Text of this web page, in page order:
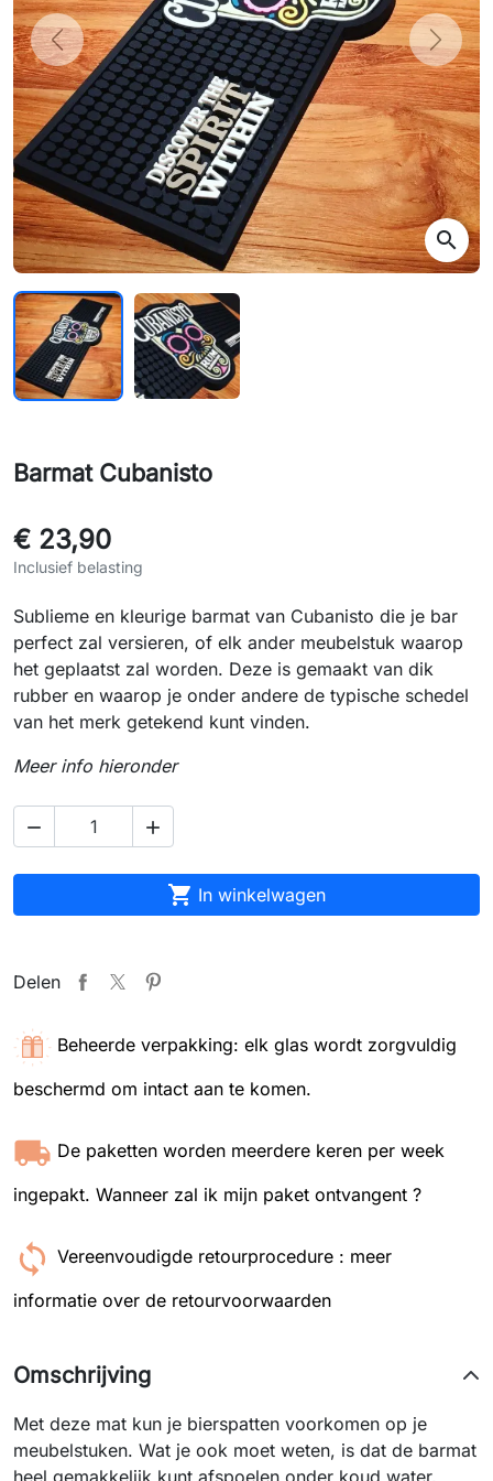
Previous Next
search
Barmat Cubanisto
€ 23,90
Inclusief belasting
Sublieme en kleurige barmat van Cubanisto die je bar
perfect zal versieren, of elk ander meubelstuk waarop
het geplaatst zal worden. Deze is gemaakt van dik
rubber en waarop je onder andere de typische schedel
van het merk getekend kunt vinden.
Meer info hieronder
 
 In winkelwagen
Delen
Beheerde verpakking: elk glas wordt zorgvuldig
beschermd om intact aan te komen.
De paketten worden meerdere keren per week
ingepakt. Wanneer zal ik mijn paket ontvangent ?
Vereenvoudigde retourprocedure : meer
informatie over de retourvoorwaarden
Omschrijving
Met deze mat kun je bierspatten voorkomen op je
meubelstuken. Wat je ook moet weten, is dat de barmat
heel gemakkelijk kunt afspoelen onder koud water.